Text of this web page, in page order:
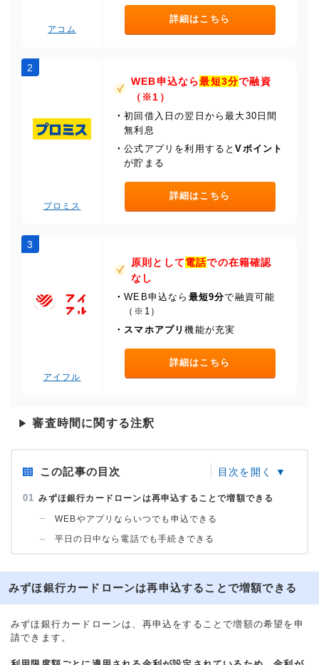
アコム
詳細はこちら
2
プロミス
WEB申込なら最短3分で融資
（※1）
・初回借入日の翌日から最大30日間
無利息
・公式アプリを利用するとVポイント
が貯まる
詳細はこちら
3
アイフル
原則として電話での在籍確認
なし
・WEB申込なら 最短9分で融資可能
（※1）
・ スマホアプリ機能が充実
詳細はこちら
▶ 審査時間に関する注釈
この記事の目次
みずほ銀行カードローンは再申込することで増額できる
WEBやアプリならいつでも申込できる
平日の日中なら電話でも手続きできる
みずほ銀行カードローンは再申込することで増額できる
みずほ銀行カードローンは、再申込をすることで増額の希望を申
請できます。